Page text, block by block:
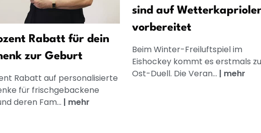
Rabatt für dein
zur Geburt
Rabatt auf personalisierte
für frischgebackene
deren Fam... | mehr
sind auf
vorbereitet
Beim Winter-Freiluftspiel im
Eishockey kommt es erstmals
Ost-Duell. Die Veran... | mehr